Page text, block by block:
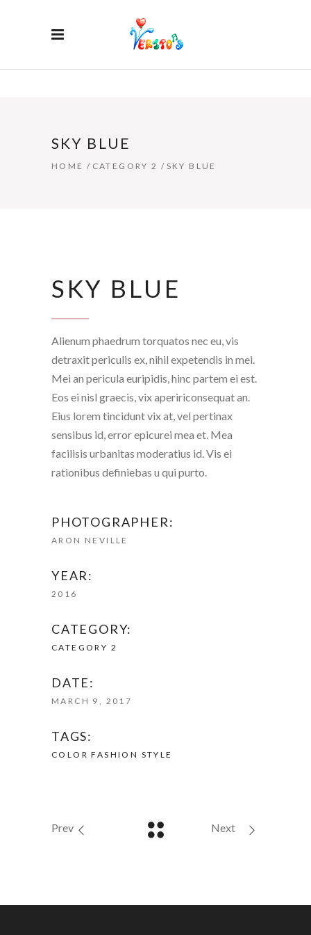
SKY BLUE
HOME / CATEGORY 2 / SKY BLUE
SKY BLUE
Alienum phaedrum torquatos nec eu, vis
detraxit periculis ex, nihil expetendis in mei.
Mei an pericula euripidis, hinc partem ei est.
Eos ei nisl graecis, vix apeririconsequat an.
Eius lorem tincidunt vix at, vel pertinax
sensibus id, error epicurei mea et. Mea
facilisis urbanitas moderatius id. Vis ei
rationibus definiebas u qui purto.
PHOTOGRAPHER:
ARON NEVILLE
YEAR:
2016
CATEGORY:
CATEGORY 2
DATE:
MARCH 9, 2017
TAGS:
COLOR FASHION STYLE
Prev Next